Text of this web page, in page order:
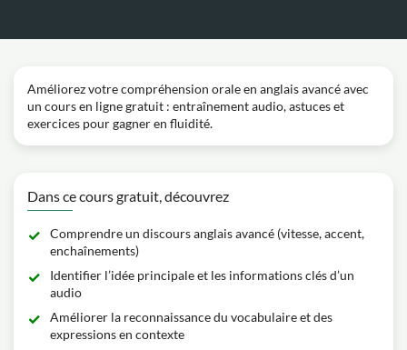
Améliorez votre compréhension orale en anglais avancé avec
un cours en ligne gratuit : entraînement audio, astuces et
exercices pour gagner en fluidité.
Dans ce cours gratuit, découvrez
Comprendre un discours anglais avancé (vitesse, accent,
enchaînements)
Identifier l’idée principale et les informations clés d’un
audio
Améliorer la reconnaissance du vocabulaire et des
expressions en contexte